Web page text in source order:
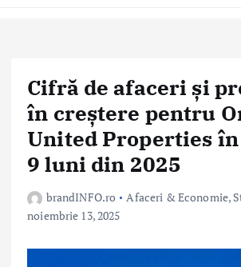
Cifră de afaceri și
în creștere pentru
United Properties
9 luni din 2025
brandINFO.ro Afaceri & Economie,
noiembrie 13, 2025